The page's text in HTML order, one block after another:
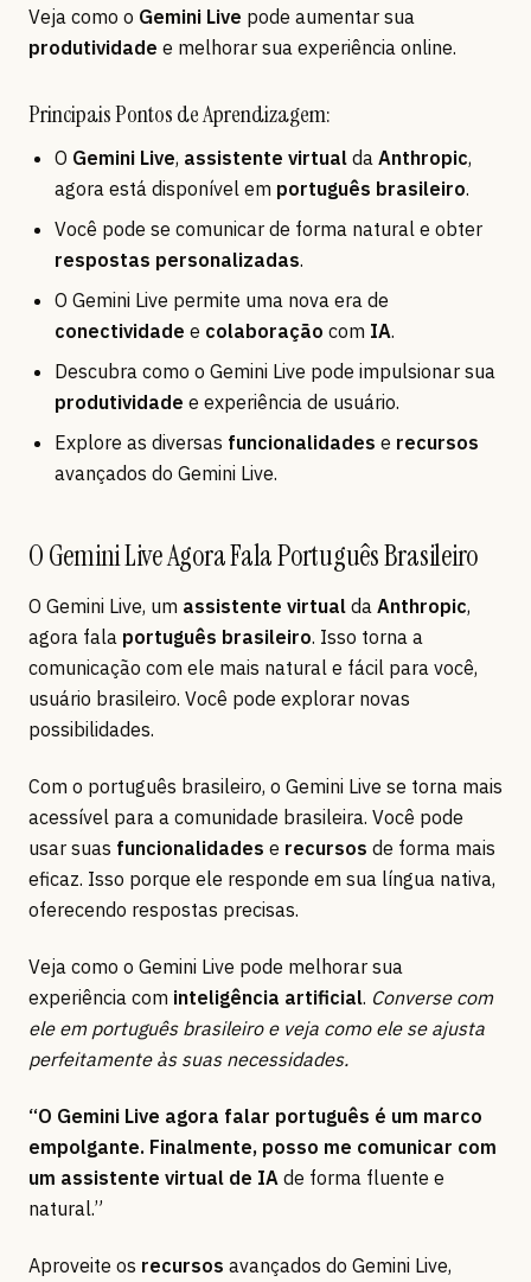
Veja como o Gemini Live pode aumentar sua
produtividade e melhorar sua experiência online.
Principais Pontos de Aprendizagem:
O Gemini Live, assistente virtual da Anthropic,
agora está disponível em português brasileiro.
Você pode se comunicar de forma natural e obter
respostas personalizadas.
O Gemini Live permite uma nova era de
conectividade e colaboração com IA.
Descubra como o Gemini Live pode impulsionar sua
produtividade e experiência de usuário.
Explore as diversas funcionalidades e recursos
avançados do Gemini Live.
O Gemini Live Agora Fala Português Brasileiro
O Gemini Live, um assistente virtual da Anthropic,
agora fala português brasileiro. Isso torna a
comunicação com ele mais natural e fácil para você,
usuário brasileiro. Você pode explorar novas
possibilidades.
Com o português brasileiro, o Gemini Live se torna mais
acessível para a comunidade brasileira. Você pode
usar suas funcionalidades e recursos de forma mais
eficaz. Isso porque ele responde em sua língua nativa,
oferecendo respostas precisas.
Veja como o Gemini Live pode melhorar sua
experiência com inteligência artificial. Converse com
ele em português brasileiro e veja como ele se ajusta
perfeitamente às suas necessidades.
“O Gemini Live agora falar português é um marco
empolgante. Finalmente, posso me comunicar com
um assistente virtual de IA de forma fluente e
natural.”
Aproveite os recursos avançados do Gemini Live,